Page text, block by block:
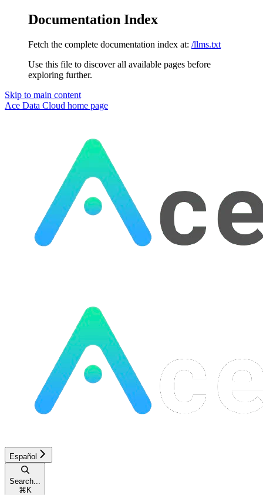
Documentation Index
Fetch the complete documentation index at: /llms.txt
Use this file to discover all available pages before
exploring further.
Skip to main content
Ace Data Cloud home page
Español
Search...
⌘ K